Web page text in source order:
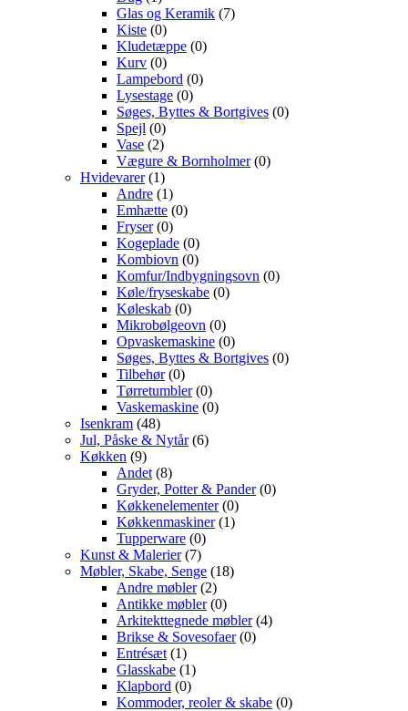
Glas og Keramik (7)
Kiste (0)
Kludetæppe (0)
Kurv (0)
Lampebord (0)
Lysestage (0)
Søges, Byttes & Bortgives (0)
Spejl (0)
Vase (2)
Vægure & Bornholmer(0)
Hvidevarer(1)
Andre (1)
Emhætte (0)
Fryser(0)
Kogeplade (0)
Kombiovn (0)
Komfur/Indbygningsovn (0)
Køle/fryseskabe (0)
Køleskab (0)
Mikrobølgeovn (0)
Opvaskemaskine (0)
Søges, Byttes & Bortgives (0)
Tilbehør(0)
Tørretumbler(0)
Vaskemaskine (0)
Isenkram (48)
Jul, Påske & Nytår(6)
Køkken (9)
Andet (8)
Gryder, Potter & Pander(0)
Køkkenelementer(0)
Køkkenmaskiner(1)
Tupperware (0)
Kunst & Malerier(7)
Møbler, Skabe, Senge (18)
Andre møbler(2)
Antikke møbler(0)
Arkitekttegnede møbler(4)
Brikse & Sovesofaer(0)
Entrésæt (1)
Glasskabe (1)
Klapbord (0)
Kommoder, reoler & skabe (0)